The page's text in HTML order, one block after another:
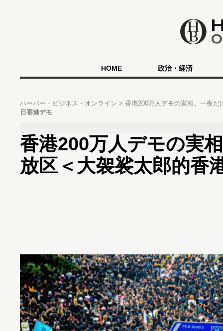
HOME 政治・経済
ハーバー・ビジネス・オンライン
香港200万人デモの実相。一夜
日香港デモ
香港200万人デモの実
放区＜大袈裟太郎的香